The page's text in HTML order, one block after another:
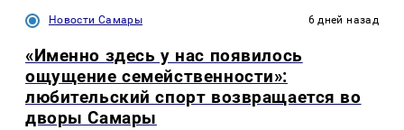
Новости Самары 6 дней назад
«Именно здесь у нас появилось
ощущение семейственности»:
любительский спорт возвращается во
дворы Самары